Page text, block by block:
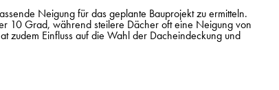
Neigung für das geplante Bauprojekt zu ermitteln.
10 Grad, während steilere Dächer oft eine Neigung von
Einfluss auf die Wahl der Dacheindeckung und